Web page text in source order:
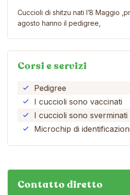
Cuccioli di shitzu nati l’8 Maggio
agosto hanno il pedigree,
Corsi e servizi
Pedigree
I cuccioli sono vaccinati
I cuccioli sono sverminati
Microchip di
Contatto diretto